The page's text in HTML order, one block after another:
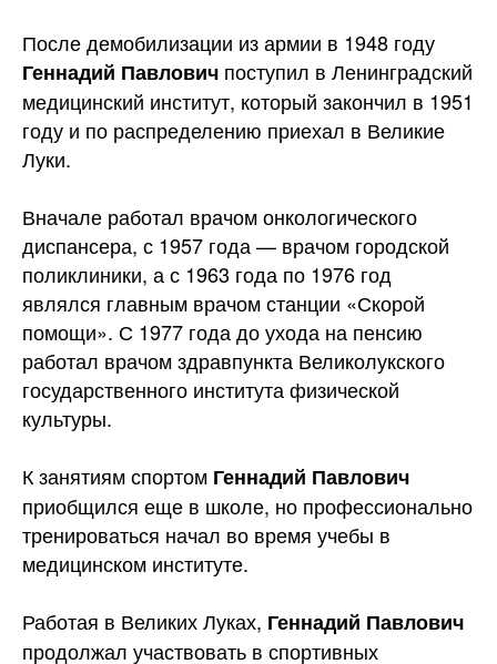
После демобилизации из армии в 1948 году
Геннадий Павлович поступил в Ленинградский
медицинский институт, который закончил в 1951
году и по распределению приехал в Великие
Луки.
Вначале работал врачом онкологического
диспансера, с 1957 года — врачом городской
поликлиники, а с 1963 года по 1976 год
являлся главным врачом станции «Скорой
помощи». С 1977 года до ухода на пенсию
работал врачом здравпункта Великолукского
государственного института физической
культуры.
К занятиям спортом Геннадий Павлович
приобщился еще в школе, но профессионально
тренироваться начал во время учебы в
медицинском институте.
Работая в Великих Луках, Геннадий Павлович
продолжал участвовать в спортивных